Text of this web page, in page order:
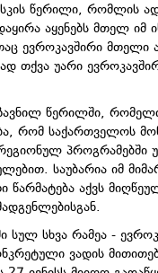
წერილი, რომლის
აყენებს მთელ იმ
ევროკავშირი მთელი
თქვა უარი
წერილში,
რომ საქართველოს
პროგრამებში
საუბარია იმ
აქვს
სულ სხვა რამეა -
ვადის